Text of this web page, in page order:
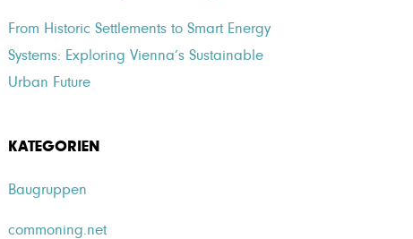
From Historic Settlements to Smart Energy
Systems: Exploring Vienna’s Sustainable
Urban Future
KATEGORIEN
Baugruppen
commoning.net